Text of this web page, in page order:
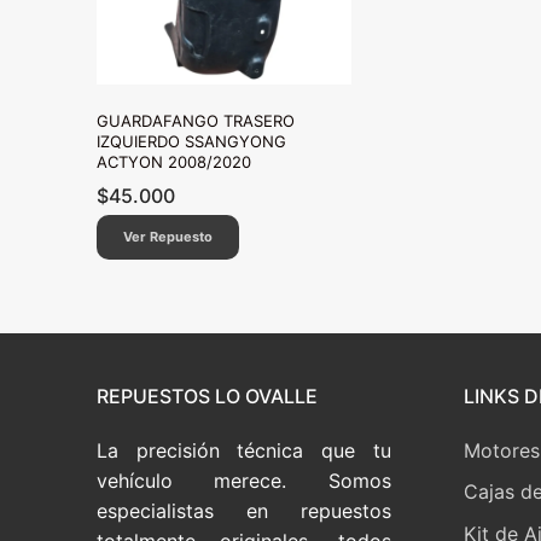
GUARDAFANGO TRASERO
IZQUIERDO SSANGYONG
ACTYON 2008/2020
$45.000
Ver Repuesto
REPUESTOS LO OVALLE
La precisión técnica que tu
vehículo merece. Somos
especialistas en repuestos
LINKS
Cajas
Kit de